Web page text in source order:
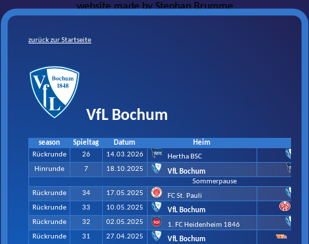
zurück zur Startseite
VfL Bochum
season Spieltag Datum Heim
Rückrunde
26 14.03.2026 Hertha BSC
Hinrunde
7 18.10.2025 VfL Bochum
Sommerpause
Rückrunde
34 17.05.2025 FC St. Pauli
Rückrunde
33 10.05.2025 VfL Bochum
Rückrunde
32 02.05.2025 1. FC Heidenheim 1846
Rückrunde
31 27.04.2025 VfL Bochum
website made byStephan Brumme